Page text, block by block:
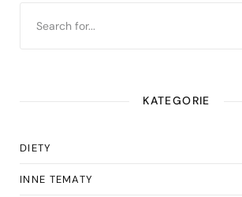
KATEGORIE
DIETY
INNE TEMATY